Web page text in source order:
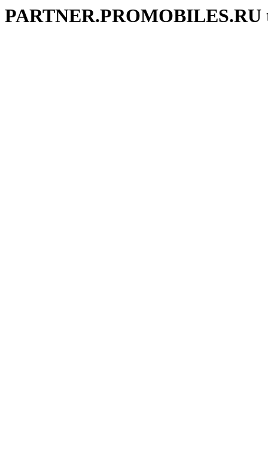
PARTNER.PROMOBILES.RU